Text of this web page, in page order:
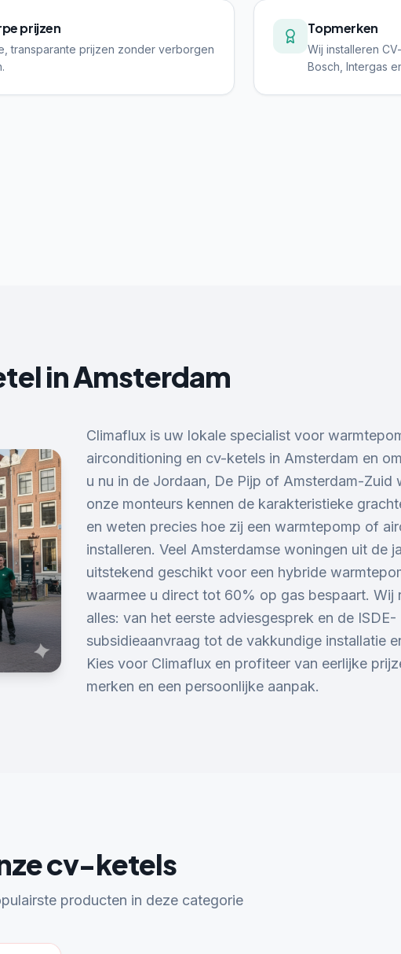
prijzen
transparante prijzen zonder verborgen
Topmerken
Wij installeren
Bosch, Intergas
inAmsterdam
Climaflux is uw lokale specialist voor
airconditioning en cv-ketels in Amsterdam en
u nu in de Jordaan, De Pijp of Amsterdam-
onze monteurs kennen de karakteristieke
en weten precies hoe zij een warmtepomp of
installeren. Veel Amsterdamse woningen uit de
uitstekend geschikt voor een hybride
waarmee u direct tot 60% op gas bespaart. Wij
alles: van het eerste adviesgesprek en de ISDE-
subsidieaanvraag tot de vakkundige installatie
Kies voor Climaflux en profiteer van eerlijke
merken en een persoonlijke aanpak.
cv-ketels
producten in deze categorie